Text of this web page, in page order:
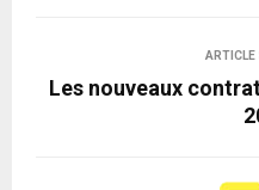
ARTICLE
Les nouveaux